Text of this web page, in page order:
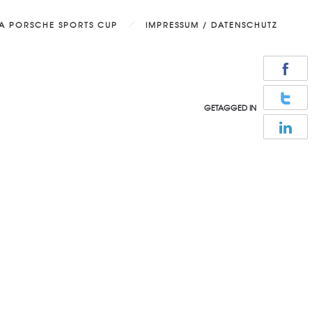
PORSCHE SPORTS CUP IMPRESSUM / DATENSCHUTZ
GETAGGED IN